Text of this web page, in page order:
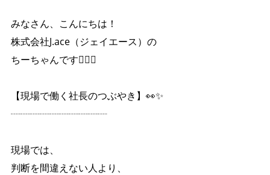
みなさん、こんにちは！
株式会社J.ace（ジェイエース）の
ちーちゃんです👷🏼‍♀️
【現場で働く社長のつぶやき】👀✨
┈┈┈┈┈┈┈┈┈┈
現場では、
判断を間違えない人より、